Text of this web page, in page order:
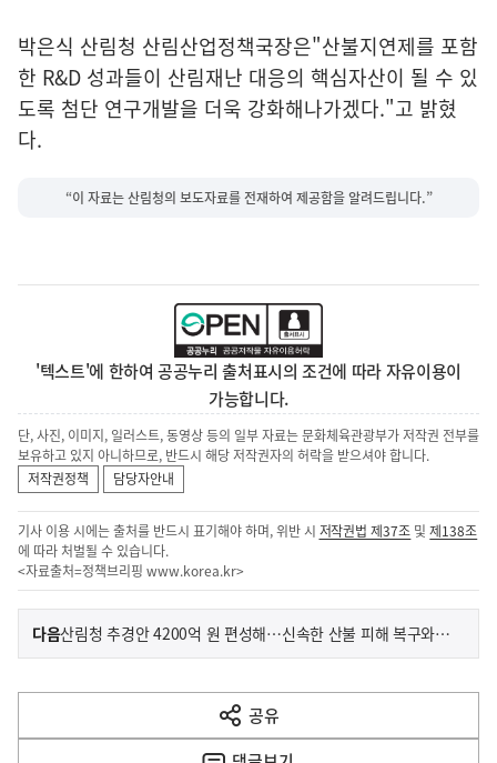
박은식 산림청 산림산업정책국장은"산불지연제를 포함
한 R&D 성과들이 산림재난 대응의 핵심자산이 될 수 있
도록 첨단 연구개발을 더욱 강화해나가겠다."고 밝혔
다.
“이 자료는 산림청의 보도자료를 전재하여 제공함을 알려드립니다.”
'텍스트'에 한하여 공공누리 출처표시의 조건에 따라 자유이용이
가능합니다.
단, 사진, 이미지, 일러스트, 동영상 등의 일부 자료는 문화체육관광부가 저작권 전부를
보유하고 있지 아니하므로, 반드시 해당 저작권자의 허락을 받으셔야 합니다.
저작권정책
담당자안내
기사 이용 시에는 출처를 반드시 표기해야 하며, 위반 시 저작권법 제37조 및제138조
에 따라 처벌될 수 있습니다.
<자료출처=정책브리핑 www.korea.kr>
이
전
다
음
다음기
사
산림청 추경안 4200억 원 편성해…신속한 산불 피해 복구와 극한기후 대비 산불대응역량 강화한다
공유
열
기